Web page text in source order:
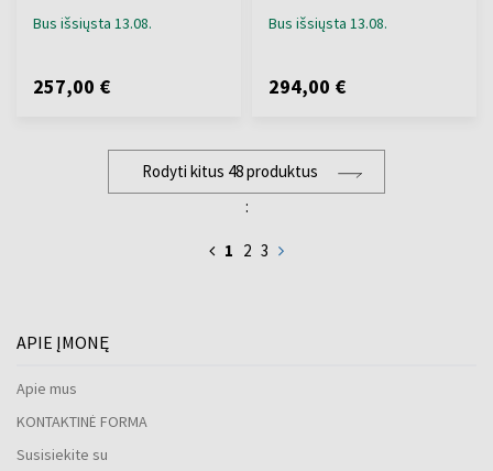
Bus išsiųsta 13.08.
257,00 €
Bus išsiųsta 13.08.
294,00 €
Rodyti kitus 48 produktus
:
1 2 3
APIE ĮMONĘ
Apie mus
KONTAKTINĖ FORMA
Susisiekite su